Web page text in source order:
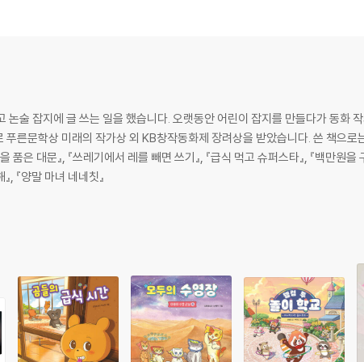
술 잡지에 글 쓰는 일을 했습니다. 오랫동안 어린이 잡지를 만들다가 동화
른문학상 미래의 작가상 외 KB창작동화제 장려상을 받았습니다. 쓴 책으로는
, 『양말 마녀 네네칫』